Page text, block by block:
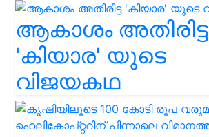
ആകാശം അതിരിട്ട
'കിയാര' യുടെ
വിജയകഥ